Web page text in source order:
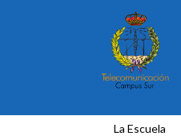
La Escuela